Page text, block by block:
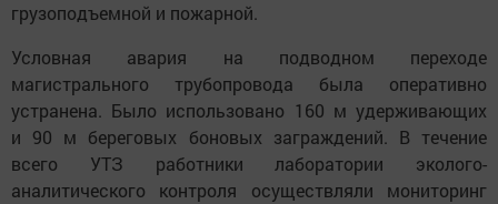
грузоподъемной и пожарной.
Условная авария на подводном переходе
магистрального трубопровода была оперативно
устранена. Было использовано 160 м удерживающих
и 90 м береговых боновых заграждений. В течение
всего УТЗ работники лаборатории эколого-
аналитического контроля осуществляли мониторинг